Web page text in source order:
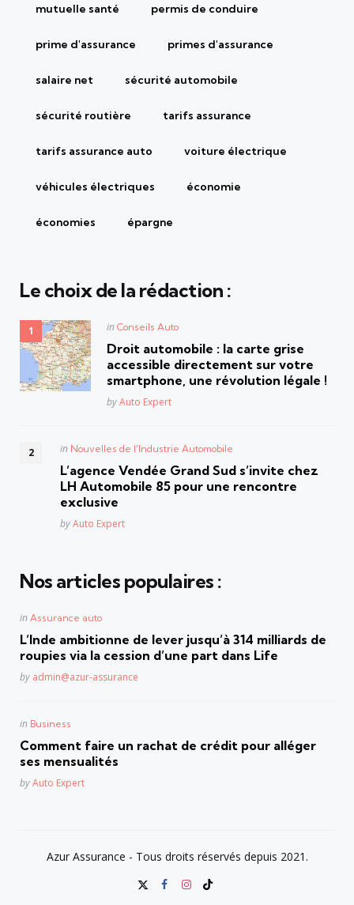
mutuelle santé permis de conduire
prime d'assurance primes d'assurance
salaire net sécurité automobile
sécurité routière tarifs assurance
tarifs assurance auto voiture électrique
véhicules électriques économie
économies épargne
Le choix de la rédaction :
Posted
in Conseils Auto
Droit automobile : la carte grise
accessible directement sur votre
smartphone, une révolution légale !
Posted
byAuto Expert
Posted
in Nouvelles de l'Industrie Automobile
L’agence Vendée Grand Sud s’invite chez
LH Automobile 85 pour une rencontre
exclusive
Posted
byAuto Expert
Nos articles populaires :
Posted
in Assurance auto
L’Inde ambitionne de lever jusqu’à 314 milliards de
roupies via la cession d’une part dans Life
Posted
by admin@azur-assurance
Posted
in Business
Comment faire un rachat de crédit pour alléger
ses mensualités
Posted
byAuto Expert
Azur Assurance - Tous droits réservés depuis 2021.